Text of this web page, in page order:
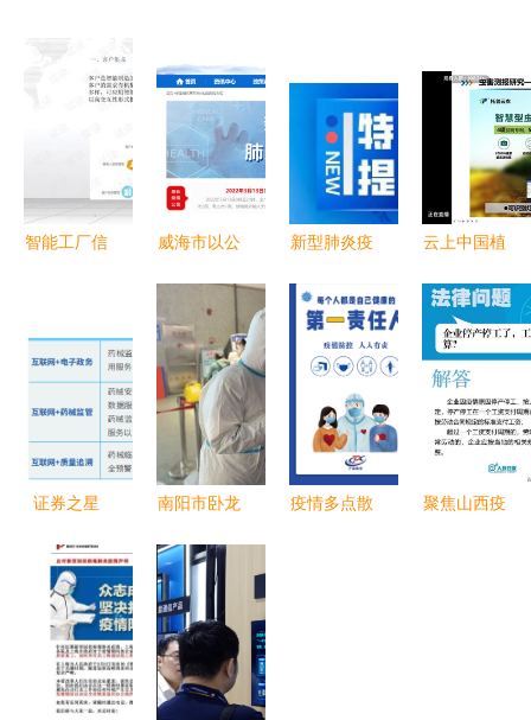
智能工厂信
与风险防范
指南
威海市以公
防控 信息
公开透明，
全民共筑防
线
新型肺炎疫
高速公路通
行信息须知
云上中国植
幕！托普云
农线上发布
数字植保新
产品，精准
防控保粮安
证券之星
国新健康:
坚守绿色运
营,助力医
保支付改革
南阳市卧龙
控“组合拳”
筑牢信息安
全防线
疫情多点散
聚焦山西疫